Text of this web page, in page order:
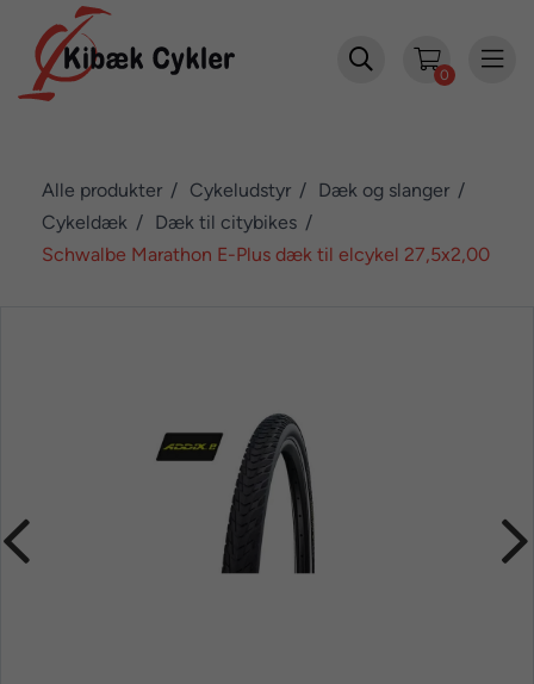

0

Alle produkter Cykeludstyr
Dæk og slanger
Cykeldæk
Dæk til citybikes
Schwalbe Marathon E-Plus dæk til elcykel 27,5x2,00